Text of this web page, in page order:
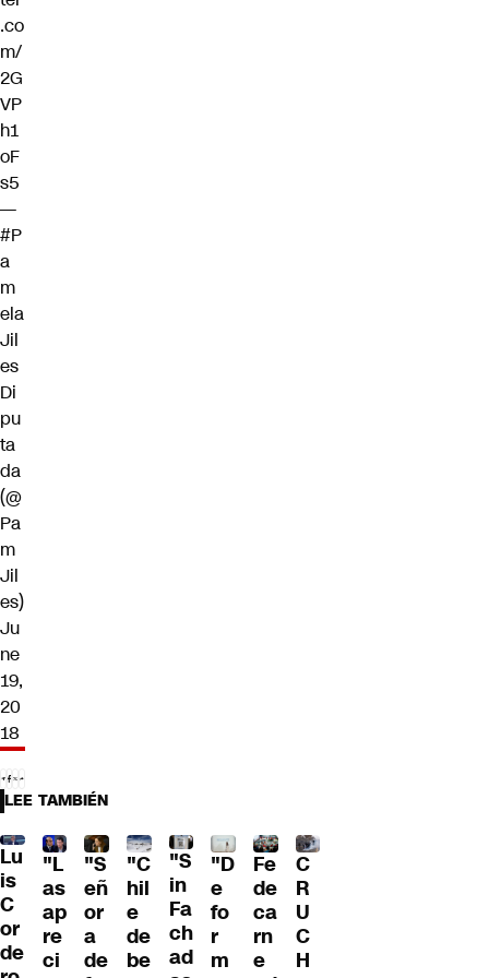
.co
m/
2G
VP
h1
oF
s5
—
#P
a
m
ela
Jil
es
Di
pu
ta
da
(@
Pa
m
Jil
es)
Ju
ne
19,
20
18
LEE TAMBIÉN
Lu
is
C
or
de
"L
as
ap
re
ci
"S
eñ
or
a
de
"C
hil
e
de
be
"S
in
Fa
ch
ad
"D
e
fo
r
m
Fe
de
ca
rn
e
C
R
U
C
H